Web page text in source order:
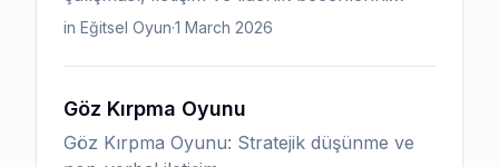
geliştiren heyecanlı bir işbirliği oyunudur.
üzerinde geçmeye çalışır.
in Eğitsel Oyun·1 March 2026
Göz Kırpma Oyunu
Göz Kırpma Oyunu: Stratejik düşünme ve